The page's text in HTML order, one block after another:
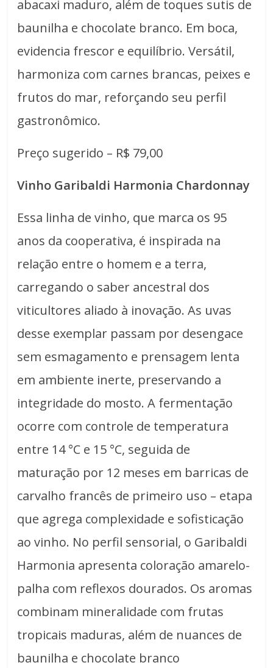
abacaxi maduro, além de toques sutis de
baunilha e chocolate branco. Em boca,
evidencia frescor e equilíbrio. Versátil,
harmoniza com carnes brancas, peixes e
frutos do mar, reforçando seu perfil
gastronômico.
Preço sugerido – R$ 79,00
Vinho Garibaldi Harmonia Chardonnay
Essa linha de vinho, que marca os 95
anos da cooperativa, é inspirada na
relação entre o homem e a terra,
carregando o saber ancestral dos
viticultores aliado à inovação. As uvas
desse exemplar passam por desengace
sem esmagamento e prensagem lenta
em ambiente inerte, preservando a
integridade do mosto. A fermentação
ocorre com controle de temperatura
entre 14 °C e 15 °C, seguida de
maturação por 12 meses em barricas de
carvalho francês de primeiro uso – etapa
que agrega complexidade e sofisticação
ao vinho. No perfil sensorial, o Garibaldi
Harmonia apresenta coloração amarelo-
palha com reflexos dourados. Os aromas
combinam mineralidade com frutas
tropicais maduras, além de nuances de
baunilha e chocolate branco